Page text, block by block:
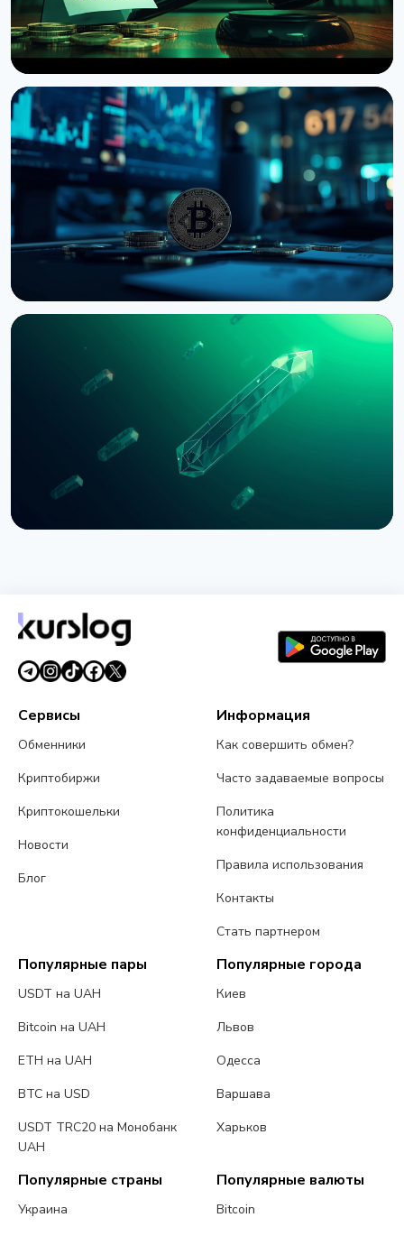
НОВОСТЬ
Сенат США отложил голосование по Clarity Act
до сентября
7 августа 2026 г.4 мин чтения
Bernstein предупреждает об обвале
крипторынка из-за провала CLARITY Act в
3 августа 2026 г.4 мин чтения
Сервисы
Обменники
Криптобиржи
Криптокошельки
Новости
Блог
Информация
Как совершить обмен?
Часто задаваемые вопросы
Политика
конфиденциальности
Правила использования
Контакты
Стать партнером
Популярные пары
USDT на UAH
Bitcoin на UAH
ETH на UAH
BTC на USD
USDT TRC20 на Монобанк
UAH
Популярные города
Киев
Львов
Одесса
Варшава
Харьков
Популярные страны
Украина
Популярные валюты
Bitcoin